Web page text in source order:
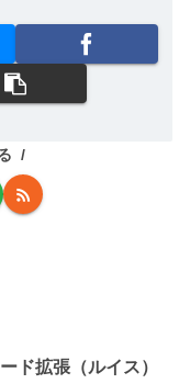
ド拡張（ルイス）